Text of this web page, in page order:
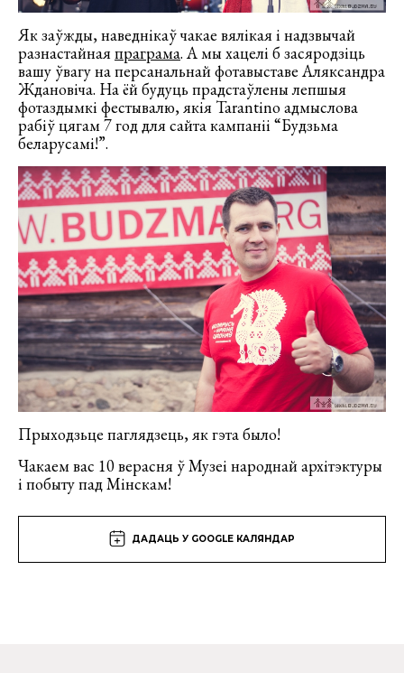
Як заўжды, наведнікаў чакае вялікая і надзвычай
разнастайнаяпраграма. А мы хацелі б засяродзіць
вашу ўвагу на персанальнай фотавыставе Аляксандра
Ждановіча. На ёй будуць прадстаўлены лепшыя
фотаздымкі фестывалю, якія Tarantino адмыслова
рабіў цягам 7 год для сайта кампаніі “Будзьма
беларусамі!”.
Прыходзьце паглядзець, як гэта было!
Чакаем вас 10 верасня ў Музеі народнай архітэктуры
і побыту пад Мінскам!
ДАДАЦЬ У GOOGLE КАЛЯНДАР